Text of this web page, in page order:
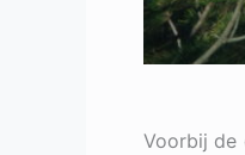
Voorbij de